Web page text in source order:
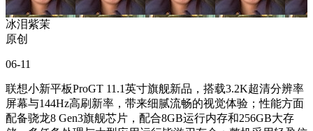
冰泪紫茉
原创
06-11
联想小新平板ProGT 11.1英寸旗舰新品，搭载3.2K超清分辨率
屏幕与144Hz高刷新率，带来细腻流畅的视觉体验；性能方面
配备骁龙8 Gen3旗舰芯片，配合8GB运行内存和256GB大存